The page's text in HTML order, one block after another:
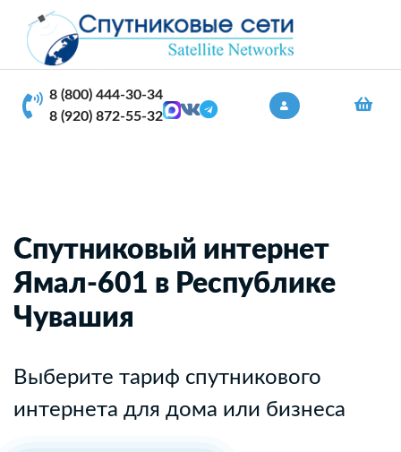
8 (800) 444-30-34
8 (920) 872-55-32
Спутниковый интернет
Ямал-601 в Республике
Чувашия
Выберите тариф спутникового
интернета для дома или бизнеса